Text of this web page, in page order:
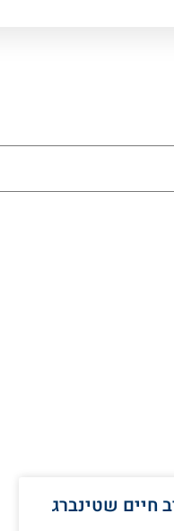
שטינברג